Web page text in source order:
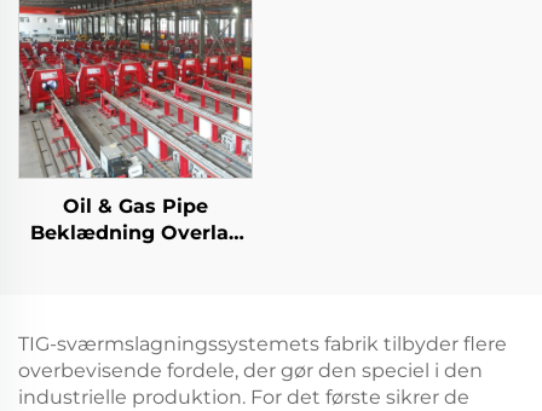
Oil & Gas Pipe
Beklædning Overlay
TIG-sværmslagningssystemets fabrik tilbyder flere
overbevisende fordele, der gør den speciel i den
industrielle produktion. For det første sikrer de